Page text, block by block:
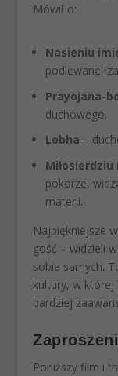
Mówił o:
Nasieniu
podlewane
Prayojana-
duchowego.
Lobha –
Miłosierdziu
pokorze,
materii.
Najpiękniejsze
gość – widzieli
sobie samych.
kultury, w której
bardziej
Poniższy film i